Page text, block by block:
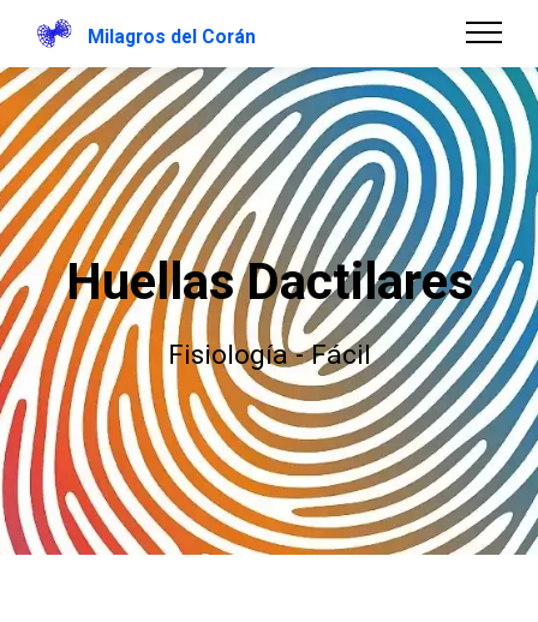
Milagros del Corán
Huellas Dactilares
Fisiología - Fácil